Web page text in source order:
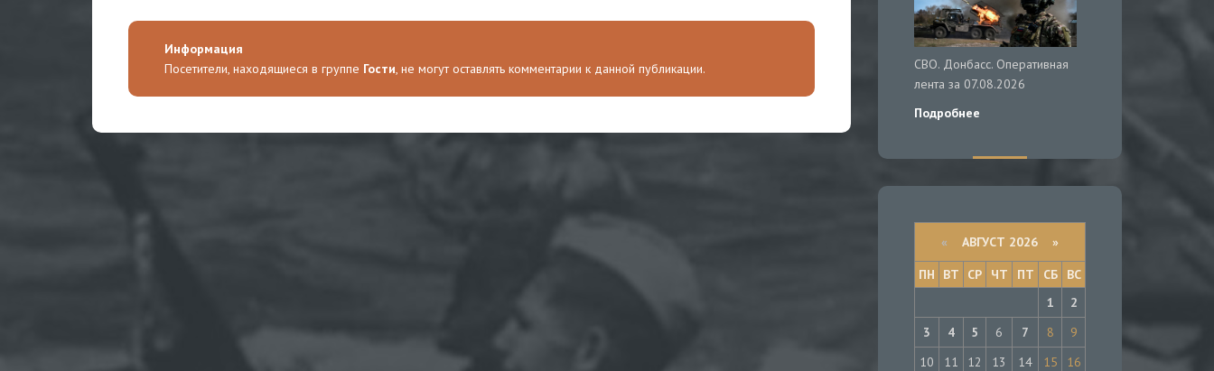
Информация
Посетители, находящиеся в группе Гости, не могут оставлять комментарии к данной публикации.
СВО. Донбасс. Оперативная
лента за 07.08.2026
Подробнее
« АВГУСТ 2026 »
ПН
ВТ СР ЧТ ПТ СБ
ВС
1
2
3
4 5 6 7 8
9
10
11 12 13 14 15
16